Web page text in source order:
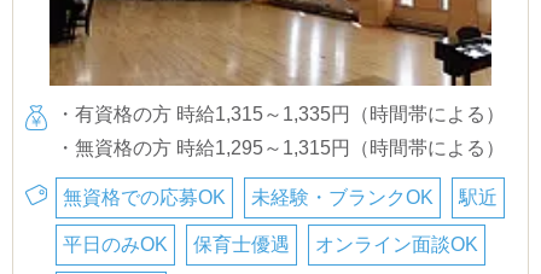
・有資格の方 時給1,315～1,335円（時間帯による）
・無資格の方 時給1,295～1,315円（時間帯による）
無資格での応募OK 未経験・ブランクOK 駅近
平日のみOK 保育士優遇 オンライン面談OK